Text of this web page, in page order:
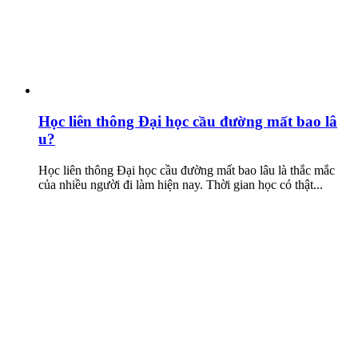
Học liên thông Đại học cầu đường mất bao lâ
u?
Học liên thông Đại học cầu đường mất bao lâu là thắc mắc
của nhiều người đi làm hiện nay. Thời gian học có thật...